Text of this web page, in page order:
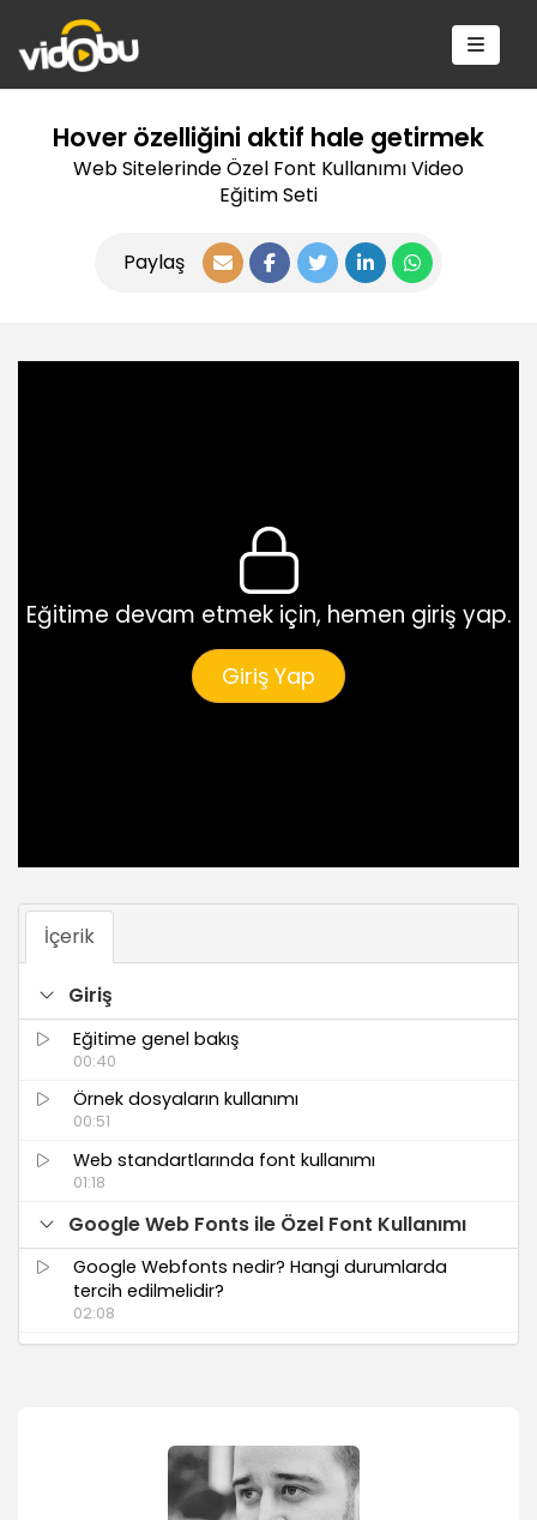
Hover özelliğini aktif hale getirmek
Web Sitelerinde Özel Font Kullanımı Video
Eğitim Seti
Paylaş
Eğitime devam etmek için, hemen giriş yap.
Giriş Yap
İçerik
Giriş
Eğitime genel bakış
00:40
Örnek dosyaların kullanımı
00:51
Web standartlarında font kullanımı
01:18
Google Web Fonts ile Özel Font Kullanımı
Google Webfonts nedir? Hangi durumlarda
tercih edilmelidir?
02:08
Google Webfonts ile font seçimi
Seçilen font ile ilgili ayarlar